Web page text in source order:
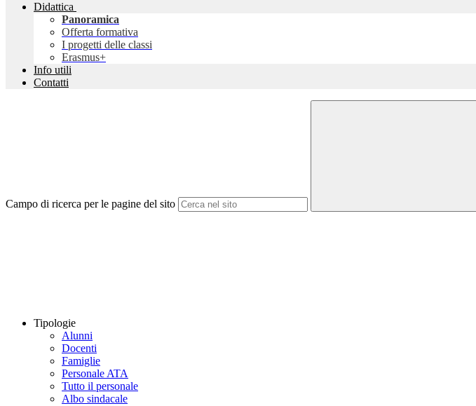
Didattica
Panoramica
Offerta formativa
I progetti delle classi
Erasmus+
Info utili
Contatti
Campo di ricerca per le pagine del sito
Tipologie
Alunni
Docenti
Famiglie
Personale ATA
Tutto il personale
Albo sindacale